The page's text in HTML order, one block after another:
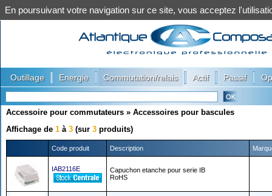
Outillage Energie Commutation/relais Actif Passif
Accessoire pour commutateurs » Accessoires pour bascules
Affichage de 1 à 3 (sur 3 produits)
Code produit Description
IAB2116E
Capuchon etanche pour serie IB
RoHS
En poursuivant votre navigation sur ce site, vous acceptez